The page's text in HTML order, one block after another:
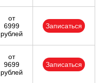
от
6999
рублей
Записаться
от
9699
рублей
Записаться